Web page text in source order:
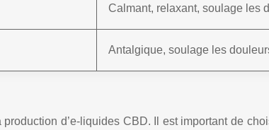
Calmant, relaxant, soulage les
Antalgique, soulage les
d’e-liquides CBD. Il est important de